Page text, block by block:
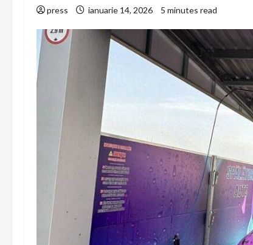
press ianuarie 14, 2026 5 minutes read